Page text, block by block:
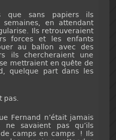
que sans papiers ils
semaines, en attendant
Ils retrouveraient
forces et les enfants
au ballon avec des
ils chercheraient une
mettraient en quête de
quelque part dans les
pas.
Fernand n’était jamais
savaient pas qu’ils
camps en camps ! Ils